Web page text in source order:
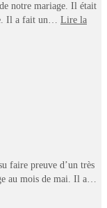
notre mariage. Il était
Il a fait un… Lire la
faire preuve d’un très
au mois de mai. Il a…